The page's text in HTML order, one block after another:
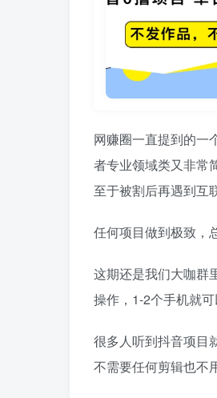
网赚圈一直提到的一
者专业领域类又非常
至于被割后再遇到互
任何项目做到极致，
这期还是我们大咖群
操作，1-2个手机就可
很多人听到抖音项目
不需要任何剪辑也不